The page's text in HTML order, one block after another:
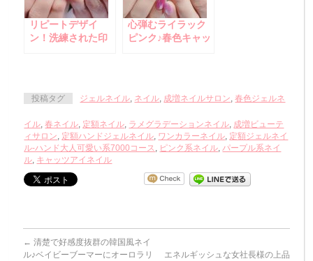
リピートデザイ
ン！洗練された印
心弾むライラック
ピンク♪春色キャッ
投稿タグ ジェルネイル ネイル 成増ネイルサロン ,春色ジェルネ
イル ,春ネイル 定額ネイル ラメグラデーションネイル 成増ビューテ
ィサロン 定額ハンドジェルネイル ワンカラーネイル 定額ジェルネイ
ル-ハンド大人可愛い系7000コース
ピンク系ネイル パープル系ネイ
ル キャッツアイネイル
← 清楚で好感度抜群の韓国風ネイ
ル♪ベイビーブーマーにオーロラリ
エネルギッシュな女社長様の上品